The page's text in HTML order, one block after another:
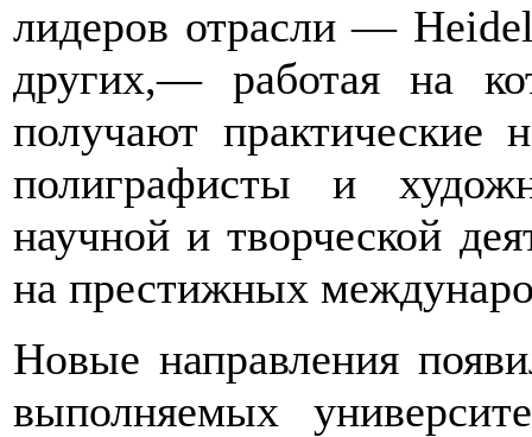
лидеров отрасли —
других,— работая на
получают практические
полиграфисты и
научной и творческой
на престижных
Новые направления
выполняемых